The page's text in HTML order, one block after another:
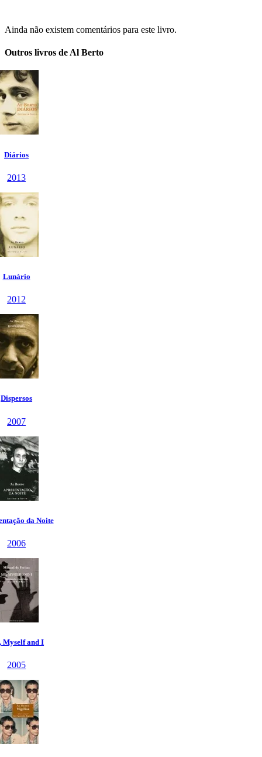
Ainda não existem comentários para este livro.
Outros livros de Al Berto